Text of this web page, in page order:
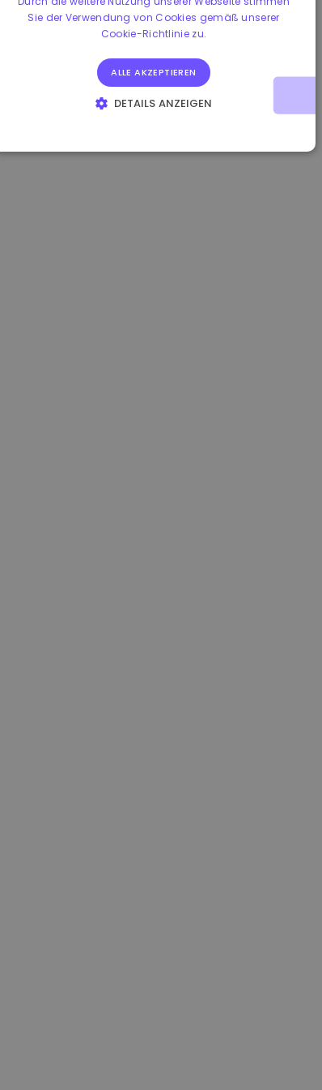
0.080659000 € -4.80% 3.2B €
Sie der Verwendung von Cookies gemäß unserer
Cookie-Richtlinie zu.
ALLE AKZEPTIEREN
DETAILS ANZEIGEN